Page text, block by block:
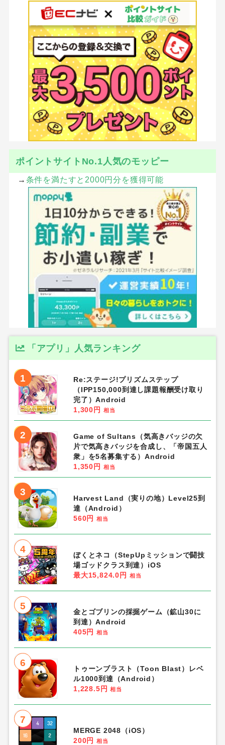
ポイントサイトNo.1人気のモッピー
→ 条件を満たすと2000円分を獲得可能
「アプリ」人気ランキング
1
Re:ステージ!プリズムステップ
（IPP150,000到達し課題報酬受け取り
完了）Android
1,300円
相当
2
Game of Sultans（気高きバッジの欠
片で気高きバッジを合成し、「帝国五人
衆」を5名募集する）Android
1,350円
相当
3
Harvest Land（実りの地）Level25到
達（Android）
560円
相当
4
ぼくとネコ（StepUpミッションで闘技
場ゴッドクラス到達）iOS
最大15,824.0円
相当
5
金とゴブリンの採掘ゲーム（鉱山30に
到達）Android
405円
相当
6
トゥーンブラスト（Toon Blast）レベ
ル1000到達（Android）
1,228.5円
相当
7
MERGE 2048（iOS）
200円
相当